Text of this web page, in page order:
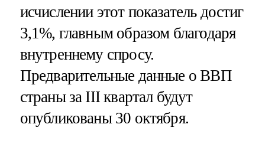
исчислении этот показатель достиг
3,1%, главным образом благодаря
внутреннему спросу.
Предварительные данные о ВВП
страны за III квартал будут
опубликованы 30 октября.